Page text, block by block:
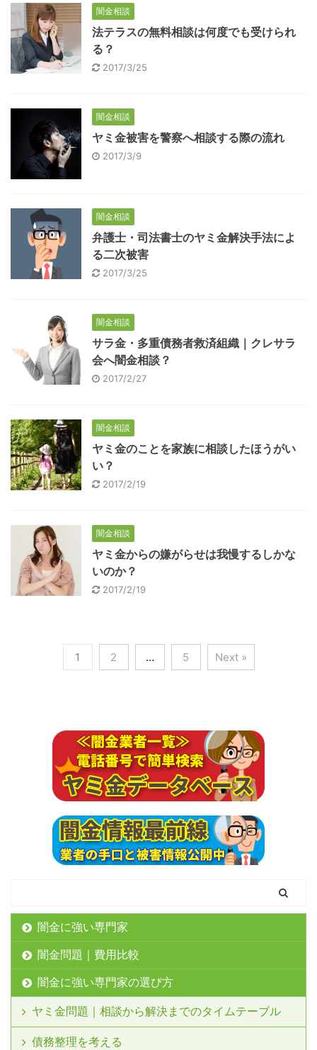
闇金相談
法テラスの無料相談は何度でも受けられ
る？
2017/3/25
闇金相談
ヤミ金被害を警察へ相談する際の流れ
2017/3/9
闇金相談
弁護士・司法書士のヤミ金解決手法によ
る二次被害
2017/3/25
闇金相談
サラ金・多重債務者救済組織｜クレサラ
会へ闇金相談？
2017/2/27
闇金相談
ヤミ金のことを家族に相談したほうがい
い？
2017/2/19
闇金相談
ヤミ金からの嫌がらせは我慢するしかな
いのか？
2017/2/19
1 2 … 5 Next »
闇金に強い専門家
闇金問題｜費用比較
闇金に強い専門家の選び方
ヤミ金問題｜相談から解決までのタイムテーブル
債務整理を考える